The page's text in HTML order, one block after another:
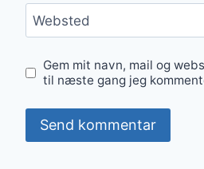
Websted
Gem mit navn, mail og
til næste gang jeg